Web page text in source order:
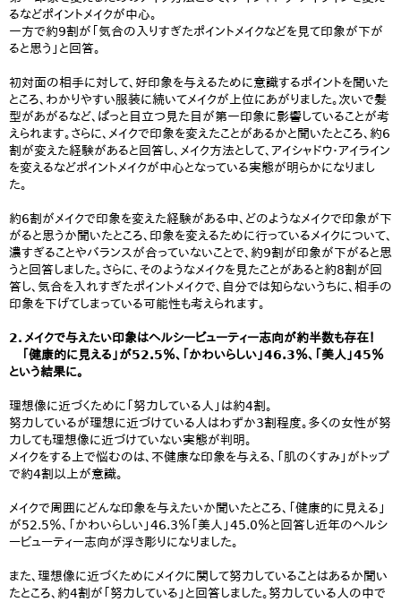
るなどポイントメイクが中心。
一方で約9割が「気合の入りすぎたポイントメイクなどを見て印象が下が
ると思う」と回答。
初対面の相手に対して、好印象を与えるために意識するポイントを聞いた
ところ、わかりやすい服装に続いてメイクが上位にあがりました。次いで髪
型があがるなど、ぱっと目立つ見た目が第一印象に影響していることが考
えられます。さらに、メイクで印象を変えたことがあるかと聞いたところ、約6
割が変えた経験があると回答し、メイク方法として、アイシャドウ・アイライン
を変えるなどポイントメイクが中心となっている実態が明らかになりまし
た。
約6割がメイクで印象を変えた経験がある中、どのようなメイクで印象が下
がると思うか聞いたところ、印象を変えるために行っているメイクについて、
濃すぎることやバランスが合っていないことで、約9割が印象が下がると思
うと回答しました。さらに、そのようなメイクを見たことがあると約8割が回
答し、気合を入れすぎたポイントメイクで、自分では知らないうちに、相手の
印象を下げてしまっている可能性も考えられます。
2．メイクで与えたい印象はヘルシービューティー志向が約半数も存在！
「健康的に見える」が52.5％、「かわいらしい」46.3％、「美人」45％
という結果に。
理想像に近づくために「努力している人」は約4割。
努力しているが理想に近づけている人はわずか3割程度。多くの女性が努
力しても理想像に近づけていない実態が判明。
メイクをする上で悩むのは、不健康な印象を与える、「肌のくすみ」がトップ
で約4割以上が意識。
メイクで周囲にどんな印象を与えたいか聞いたところ、「健康的に見える」
が52.5％、「かわいらしい」46.3％「美人」45.0％と回答し近年のヘルシ
ービューティー志向が浮き彫りになりました。
また、理想像に近づくためにメイクに関して努力していることはあるか聞い
たところ、約4割が「努力している」と回答しました。努力している人の中で